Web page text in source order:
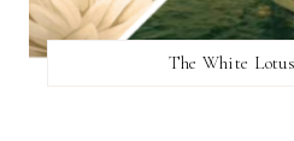
The White